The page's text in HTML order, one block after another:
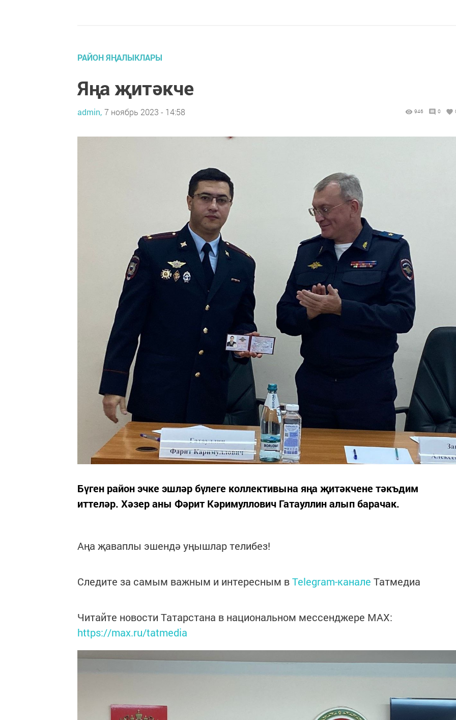
РАЙОН ЯҢАЛЫКЛАРЫ
Яңа җитәкче
admin, 7 ноябрь 2023 - 14:58 946 0
Бүген район эчке эшләр бүлеге коллективына яңа җитәкчене тәкъдим
иттеләр. Хәзер аны Фәрит Кәримуллович Гатауллин алып барачак.
Аңа җаваплы эшендә уңышлар телибез!
Следите за самым важным и интересным вTelegram-канале Татмедиа
Читайте новости Татарстана в национальном мессенджере MАХ:
https://max.ru/tatmedia